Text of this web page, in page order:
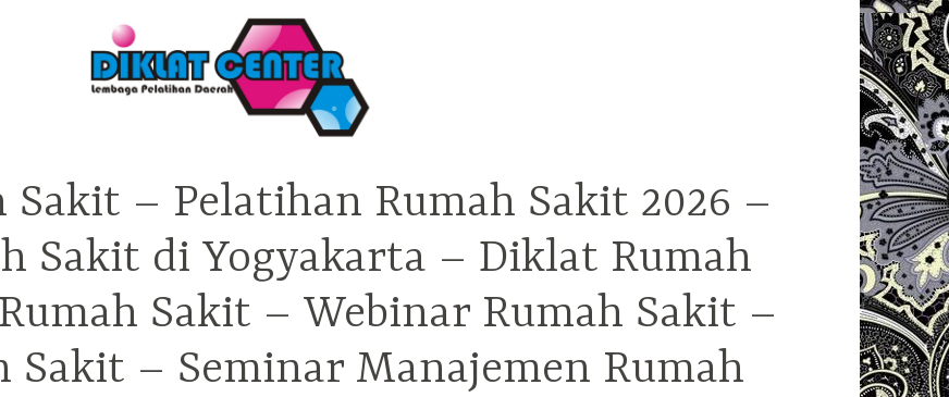
Sakit – Pelatihan Rumah Sakit 2026 –
Sakit di Yogyakarta – Diklat Rumah
Sakit – Webinar Rumah Sakit –
Sakit – Seminar Manajemen Rumah